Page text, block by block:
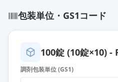
プラスグレルOD錠20mg「
薬価 471.20 円
エフィエントOD錠20mg
包装単位・GS1コード
100錠 (10錠×10) -
調剤包装単位 (GS1)